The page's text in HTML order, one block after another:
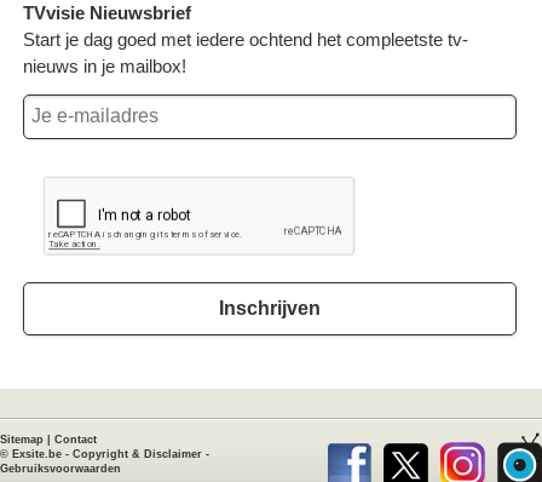
TVvisie Nieuwsbrief
Start je dag goed met iedere ochtend het compleetste tv-
nieuws in je mailbox!
Inschrijven
Sitemap
Contact
© Exsite.be - Copyright & Disclaimer -
Gebruiksvoorwaarden